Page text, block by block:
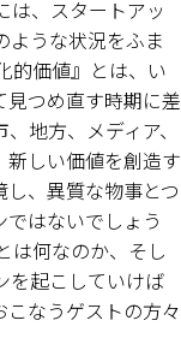
は、スタートアッ
ような状況をふま
的価値』とは、い
見つめ直す時期に差
地方、メディア、
新しい価値を創造す
、異質な物事とつ
はないでしょう
は何なのか、そし
を起こしていけば
なうゲストの方々